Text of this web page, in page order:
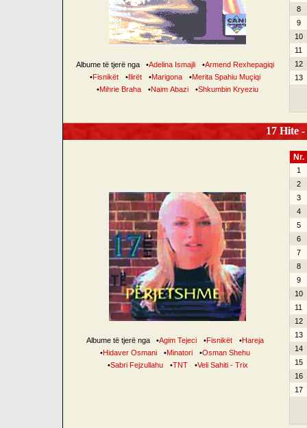
Albume të tjerë nga •Adelina Ismajli •Armend Rexhepagiqi
•Fisnikët •Ilirët •Marigona •Merita Spahiu Muçiqi
•Mihrie Braha •Naim Abazi •Shkumbin Kryeziu
8
9
10
11
12
13
17 Hite
Albume të tjerë nga •Agim Tejeci •Fisnikët •Hareja
•Hidaver Osmani •Minatori •Osman Shehu
•Sabri Fejzullahu •TNT •Veli Sahiti - Trix
Nr.
1
2
3
4
5
6
7
8
9
10
11
12
13
14
15
16
17